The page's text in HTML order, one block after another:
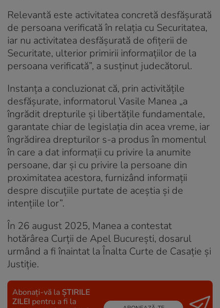
Relevantă este activitatea concretă desfăşurată
de persoana verificată în relaţia cu Securitatea,
iar nu activitatea desfăşurată de ofiţerii de
Securitate, ulterior primirii informaţiilor de la
persoana verificată”, a susținut judecătorul.
Instanța a concluzionat că, prin activităţile
desfăşurate, informatorul Vasile Manea „a
îngrădit drepturile şi libertăţile fundamentale,
garantate chiar de legislaţia din acea vreme, iar
îngrădirea drepturilor s-a produs în momentul
în care a dat informaţii cu privire la anumite
persoane, dar şi cu privire la persoane din
proximitatea acestora, furnizând informaţii
despre discuţiile purtate de aceştia şi de
intenţiile lor”.
În 26 august 2025, Manea a contestat
hotărârea Curții de Apel București, dosarul
urmând a fi înaintat la Înalta Curte de Casație și
Justiție.
Abonați-vă la ȘTIRILE
ZILEI pentru a fi la